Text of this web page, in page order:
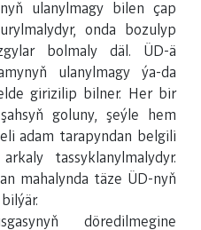
ulanylmagy bilen çap
onda bozulyp
bolmaly däl. ÜD-ä
ulanylmagy ýa-da
girizilip bilner. Her bir
goluny, şeýle hem
adam tarapyndan belgili
tassyklanylmalydyr.
mahalynda täze ÜD-nyň
döredilmegine